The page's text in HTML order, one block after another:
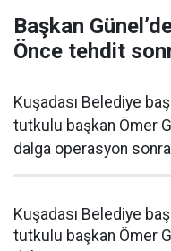
Başkan
Önce tehdit
Kuşadası Belediye
tutkulu başkan Ömer
dalga operasyon
Kuşadası Belediye
tutkulu başkan Ömer